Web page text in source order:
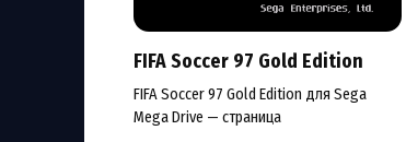
FIFA Soccer 97 Gold Edition
FIFA Soccer 97 Gold Edition для Sega
Mega Drive — страница